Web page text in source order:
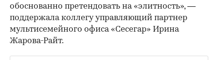
обоснованно претендовать на «элитность», —
поддержала коллегу управляющий партнер
мультисемейного офиса «Сесегар» Ирина
Жарова-Райт.